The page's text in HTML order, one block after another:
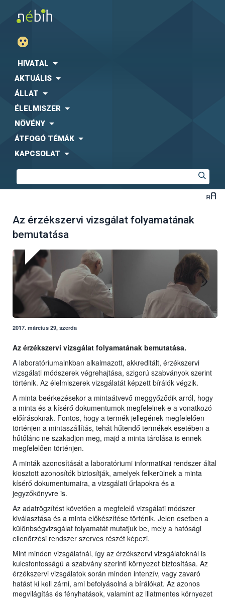
HIVATAL
AKTUÁLIS
ÁLLAT
ÉLELMISZER
NÖVÉNY
ÁTFOGÓ TÉMÁK
KAPCSOLAT
Az érzékszervi vizsgálat folyamatának
bemutatása
2017. március 29, szerda
Az érzékszervi vizsgálat folyamatának bemutatása.
A laboratóriumainkban alkalmazott, akkreditált, érzékszervi
vizsgálati módszerek végrehajtása, szigorú szabványok szerint
történik. Az élelmiszerek vizsgálatát képzett bírálók végzik.
A minta beérkezésekor a mintaátvevő meggyőződik arról, hogy
a minta és a kísérő dokumentumok megfelelnek-e a vonatkozó
előírásoknak. Fontos, hogy a termék jellegének megfelelően
történjen a mintaszállítás, tehát hűtendő termékek esetében a
hűtőlánc ne szakadjon meg, majd a minta tárolása is ennek
megfelelően történjen.
A minták azonosítását a laboratóriumi informatikai rendszer által
kiosztott azonosítók biztosítják, amelyek felkerülnek a minta
kísérő dokumentumaira, a vizsgálati űrlapokra és a
jegyzőkönyvre is.
Az adatrögzítést követően a megfelelő vizsgálati módszer
kiválasztása és a minta előkészítése történik. Jelen esetben a
különbségvizsgálat folyamatát mutatjuk be, mely a hatósági
ellenőrzési rendszer szerves részét képezi.
Mint minden vizsgálatnál, így az érzékszervi vizsgálatoknál is
kulcsfontosságú a szabvány szerinti környezet biztosítása. Az
érzékszervi vizsgálatok során minden intenzív, vagy zavaró
hatást ki kell zárni, ami befolyásolná a bírálókat. Az azonos
megvilágítás és fényhatások, valamint az illatmentes környezet